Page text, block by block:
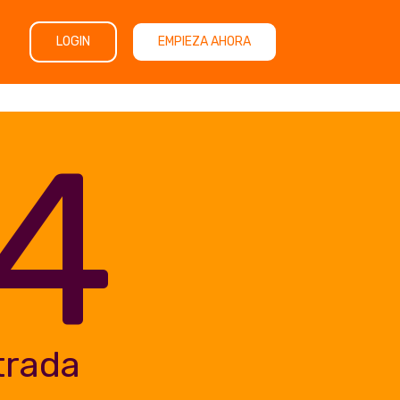
LOGIN EMPIEZA AHORA